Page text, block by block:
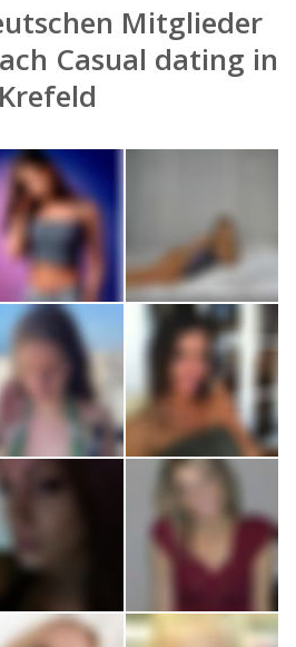
Mitglieder
Casual dating in
Krefeld